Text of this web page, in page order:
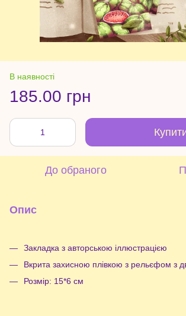
В наявності
185.00 грн
До обраного
Опис
Закладка з авторською іллюстрацією
Вкрита захисною плівкою з рельєфом з
Розмір: 15*6 см